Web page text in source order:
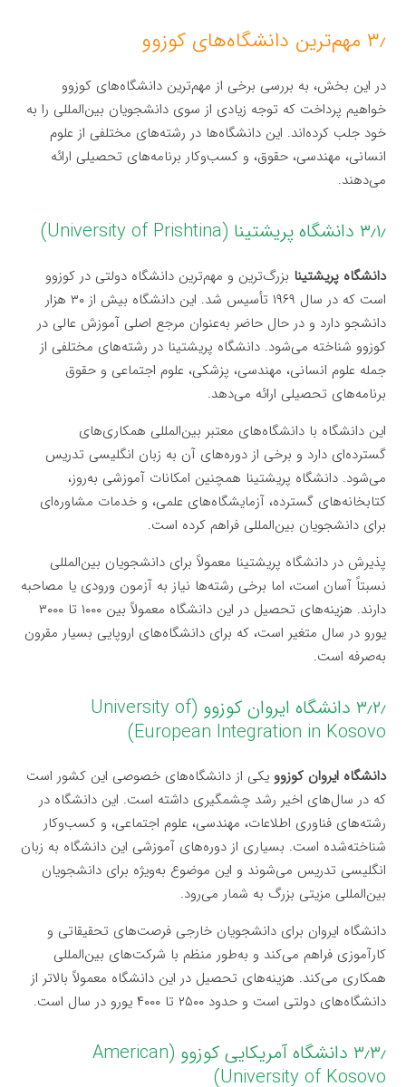
۳٫ مهم‌ترین دانشگاه‌های کوزوو
در این بخش، به بررسی برخی از مهم‌ترین دانشگاه‌های کوزوو
خواهیم پرداخت که توجه زیادی از سوی دانشجویان بین‌المللی را به
خود جلب کرده‌اند. این دانشگاه‌ها در رشته‌های مختلفی از علوم
انسانی، مهندسی، حقوق، و کسب‌وکار برنامه‌های تحصیلی ارائه
می‌دهند.
۳٫۱٫ دانشگاه پریشتینا (University of Prishtina)
دانشگاه پریشتینا بزرگ‌ترین و مهم‌ترین دانشگاه دولتی در کوزوو
است که در سال ۱۹۶۹ تأسیس شد. این دانشگاه بیش از ۳۰ هزار
دانشجو دارد و در حال حاضر به‌عنوان مرجع اصلی آموزش عالی در
کوزوو شناخته می‌شود. دانشگاه پریشتینا در رشته‌های مختلفی از
جمله علوم انسانی، مهندسی، پزشکی، علوم اجتماعی و حقوق
برنامه‌های تحصیلی ارائه می‌دهد.
این دانشگاه با دانشگاه‌های معتبر بین‌المللی همکاری‌های
گسترده‌ای دارد و برخی از دوره‌های آن به زبان انگلیسی تدریس
می‌شود. دانشگاه پریشتینا همچنین امکانات آموزشی به‌روز،
کتابخانه‌های گسترده، آزمایشگاه‌های علمی، و خدمات مشاوره‌ای
برای دانشجویان بین‌المللی فراهم کرده است.
پذیرش در دانشگاه پریشتینا معمولاً برای دانشجویان بین‌المللی
نسبتاً آسان است، اما برخی رشته‌ها نیاز به آزمون ورودی یا مصاحبه
دارند. هزینه‌های تحصیل در این دانشگاه معمولاً بین ۱۰۰۰ تا ۳۰۰۰
یورو در سال متغیر است، که برای دانشگاه‌های اروپایی بسیار مقرون
به‌صرفه است.
۳٫۲٫ دانشگاه ایروان کوزوو (University of
European Integration in Kosovo)
دانشگاه ایروان کوزوو یکی از دانشگاه‌های خصوصی این کشور است
که در سال‌های اخیر رشد چشمگیری داشته است. این دانشگاه در
رشته‌های فناوری اطلاعات، مهندسی، علوم اجتماعی، و کسب‌وکار
شناخته‌شده است. بسیاری از دوره‌های آموزشی این دانشگاه به زبان
انگلیسی تدریس می‌شوند و این موضوع به‌ویژه برای دانشجویان
بین‌المللی مزیتی بزرگ به شمار می‌رود.
دانشگاه ایروان برای دانشجویان خارجی فرصت‌های تحقیقاتی و
کارآموزی فراهم می‌کند و به‌طور منظم با شرکت‌های بین‌المللی
همکاری می‌کند. هزینه‌های تحصیل در این دانشگاه معمولاً بالاتر از
دانشگاه‌های دولتی است و حدود ۲۵۰۰ تا ۴۰۰۰ یورو در سال است.
۳٫۳٫ دانشگاه آمریکایی کوزوو (American
University of Kosovo)